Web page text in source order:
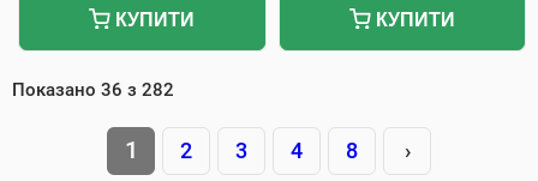
КУПИТИ КУПИТИ
Показано 36 з 282
1 2 3 4 8 ›